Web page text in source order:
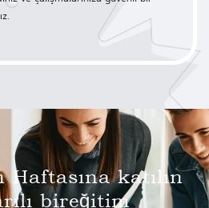
katılın
bireğitim